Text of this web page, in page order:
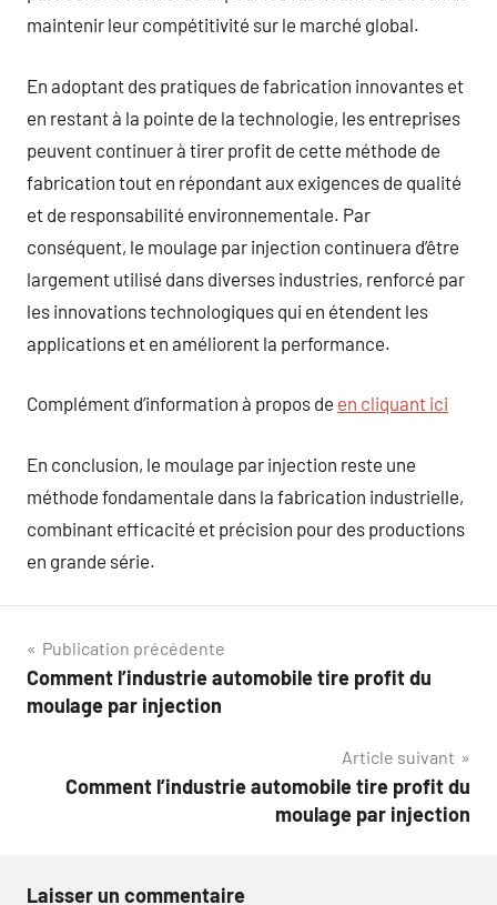
maintenir leur compétitivité sur le marché global.
En adoptant des pratiques de fabrication innovantes et
en restant à la pointe de la technologie, les entreprises
peuvent continuer à tirer profit de cette méthode de
fabrication tout en répondant aux exigences de qualité
et de responsabilité environnementale. Par
conséquent, le moulage par injection continuera d’être
largement utilisé dans diverses industries, renforcé par
les innovations technologiques qui en étendent les
applications et en améliorent la performance.
Complément d’information à propos de en cliquant ici
En conclusion, le moulage par injection reste une
méthode fondamentale dans la fabrication industrielle,
combinant efficacité et précision pour des productions
en grande série.
Navigation
de
Publication précédente
Comment l’industrie automobile tire profit du
moulage par injection
Article suivant
Comment l’industrie automobile tire profit du
moulage par injection
Laisser un commentaire